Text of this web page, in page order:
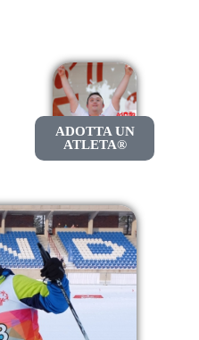
ADOTTA UN
ATLETA®